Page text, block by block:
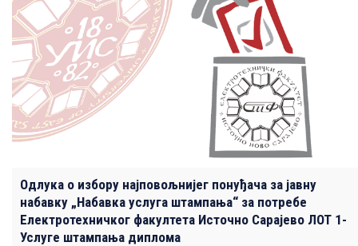
Одлука о избору најповољнијег понуђача за јавну
набавку „Набавка услуга штампања“ за потребе
Електротехничког факултета Источно Сарајево ЛОТ 1-
Услуге штампања диплома